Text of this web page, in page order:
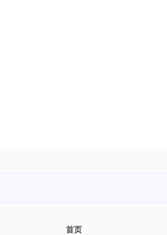
首页